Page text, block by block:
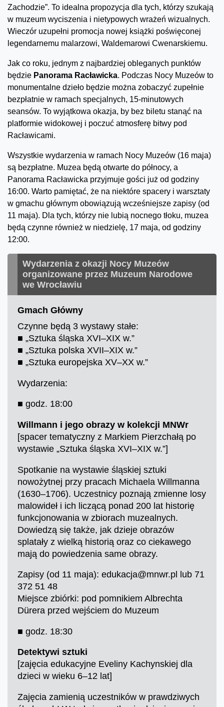
Zachodzie”. To idealna propozycja dla tych, którzy szukają
w muzeum wyciszenia i nietypowych wrażeń wizualnych.
Wieczór uzupełni promocja nowej książki poświęconej
legendarnemu malarzowi, Waldemarowi Cwenarskiemu.
Jak co roku, jednym z najbardziej obleganych punktów
będzie Panorama Racławicka. Podczas Nocy Muzeów to
monumentalne dzieło będzie można zobaczyć zupełnie
bezpłatnie w ramach specjalnych, 15-minutowych
seansów. To wyjątkowa okazja, by bez biletu stanąć na
platformie widokowej i poczuć atmosferę bitwy pod
Racławicami.
Wszystkie wydarzenia w ramach Nocy Muzeów (16 maja)
są bezpłatne. Muzea będą otwarte do północy, a
Panorama Racławicka przyjmuje gości już od godziny
16:00. Warto pamiętać, że na niektóre spacery i warsztaty
w gmachu głównym obowiązują wcześniejsze zapisy (od
11 maja). Dla tych, którzy nie lubią nocnego tłoku, muzea
będą czynne również w niedzielę, 17 maja, od godziny
12:00.
Wydarzenia z okazji Nocy Muzeów
organizowane przez Muzeum Narodowe
we Wrocławiu
Gmach Główny
Czynne będą 3 wystawy stałe:
■ „Sztuka śląska XVI–XIX w.”
■ „Sztuka polska XVII–XIX w.”
■ „Sztuka europejska XV–XX w.”
Wydarzenia:
■ godz. 18:00
Willmann i jego obrazy w kolekcji MNWr
[spacer tematyczny z Markiem Pierzchałą po
wystawie „Sztuka śląska XVI–XIX w.”]
Spotkanie na wystawie śląskiej sztuki
nowożytnej przy pracach Michaela Willmanna
(1630–1706). Uczestnicy poznają zmienne losy
malowideł i ich liczącą ponad 200 lat historię
funkcjonowania w zbiorach muzealnych.
Dowiedzą się także, jak dzieje obrazów
splatały z wielką historią oraz co ciekawego
mają do powiedzenia same obrazy.
Zapisy (od 11 maja): edukacja@mnwr.pl lub 71
372 51 48
Miejsce zbiórki: pod pomnikiem Albrechta
Dürera przed wejściem do Muzeum
■ godz. 18:30
Detektywi sztuki
[zajęcia edukacyjne Eveliny Kachynskiej dla
dzieci w wieku 6–12 lat]
Zajęcia zamienią uczestników w prawdziwych